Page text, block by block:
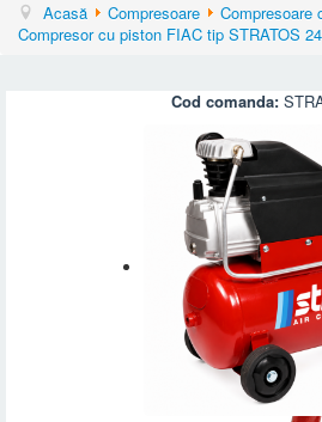
COMPRESOARE
Acasă Compresoare
Compresoare
Compresor cu piston FIAC tip STRATOS 24
Cod comanda: